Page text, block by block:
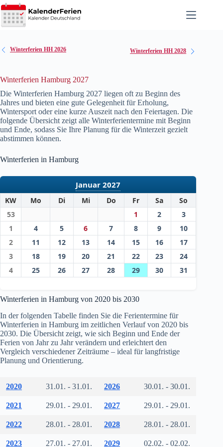
Zum
Inhalt
springen
Winterferien HH 2026 Winterferien HH 2028
Winterferien Hamburg 2027
Die Winterferien Hamburg 2027 liegen oft zu Beginn des
Jahres und bieten eine gute Gelegenheit für Erholung,
Wintersport oder eine kurze Auszeit nach den Feiertagen. Die
folgende Übersicht zeigt alle Winterferientermine mit Beginn
und Ende, sodass Sie Ihre Planung für die Winterzeit gezielt
abstimmen können.
Winterferien in Hamburg
Januar 2027
KW Mo Di Mi Do Fr Sa
So
53
1 2
3
1
4 5 6 7 8 9
10
2
11 12 13 14 15 16
17
3
18 19 20 21 22 23
24
4
25 26 27 28 29 30 31
Winterferien in Hamburg von 2020 bis 2030
In der folgenden Tabelle finden Sie die Ferientermine für
Winterferien in Hamburg im zeitlichen Verlauf von 2020 bis
2030. Die Übersicht zeigt, wie sich Beginn und Ende der
Ferien von Jahr zu Jahr verändern und erleichtert den
Vergleich verschiedener Zeiträume – ideal für langfristige
Planung und Orientierung.
2020 31.01. - 31.01.
2021 29.01. - 29.01.
2022 28.01. - 28.01.
2023 27.01. - 27.01.
2026 30.01. - 30.01.
2027 29.01. - 29.01.
2028 28.01. - 28.01.
2029 02.02. - 02.02.